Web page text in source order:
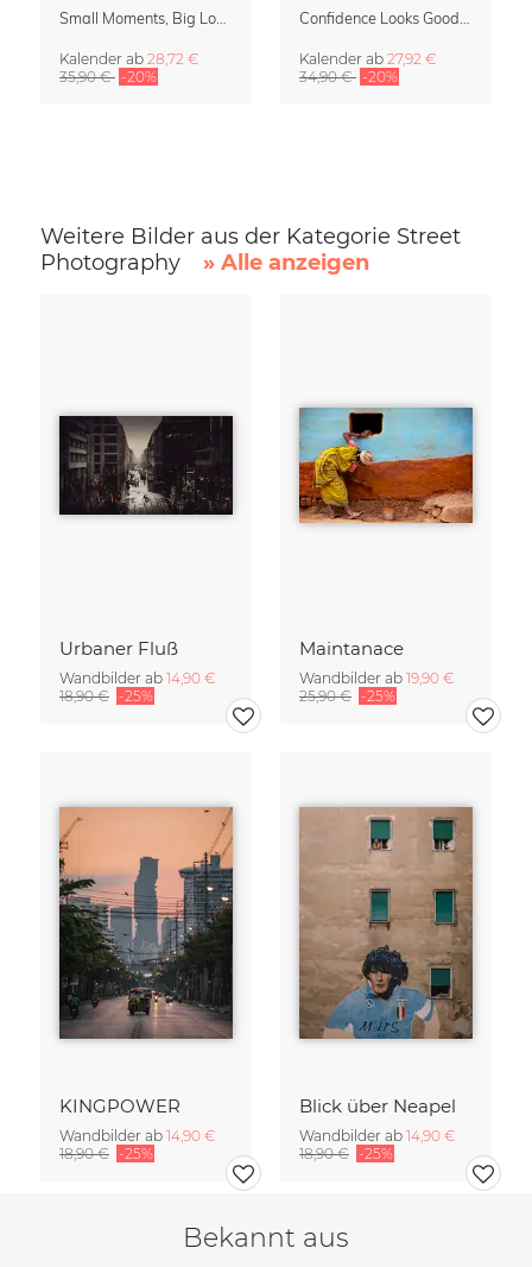
Kalender ab 28,72 €
35,90 € -20%
Kalender ab 27,92 €
34,90 € -20%
Weitere Bilder aus der Kategorie Street
Photography
» Alle anzeigen
Urbaner Fluß
Wandbilder ab 14,90 €
18,90 € -25%
Maintanace
Wandbilder ab 19,90 €
25,90 € -25%
KINGPOWER
Wandbilder ab 14,90 €
18,90 € -25%
Blick über Neapel
Wandbilder ab 14,90 €
18,90 € -25%
Bekannt aus